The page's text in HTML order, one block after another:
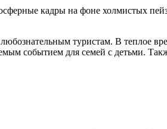
кадры на фоне холмистых
туристам. В теплое
событием для семей с детьми.